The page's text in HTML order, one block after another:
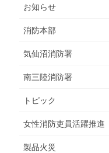
お知らせ
消防本部
気仙沼消防署
南三陸消防署
トピック
女性消防吏員活躍推進
製品火災